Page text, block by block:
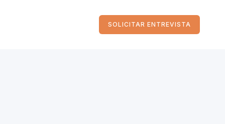
SOLICITAR ENTREVISTA